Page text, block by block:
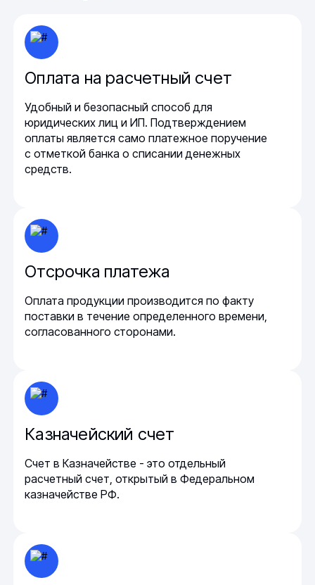
Оплата на расчетный счет
Удобный и безопасный способ для
юридических лиц и ИП. Подтверждением
оплаты является само платежное поручение
с отметкой банка о списании денежных
средств.
Отсрочка платежа
Оплата продукции производится по факту
поставки в течение определенного времени,
согласованного сторонами.
Казначейский счет
Счет в Казначействе - это отдельный
расчетный счет, открытый в Федеральном
казначействе РФ.